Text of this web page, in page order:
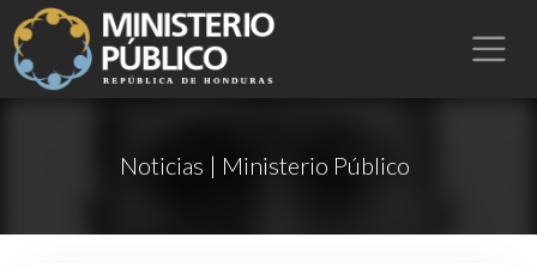
Noticias | Ministerio Público